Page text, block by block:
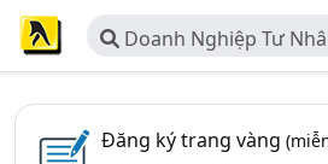
Doanh Nghiệp Tư
Đăng ký trang vàng